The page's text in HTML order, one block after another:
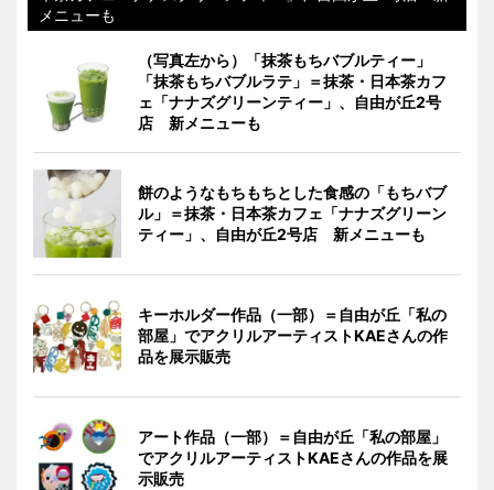
メニューも
（写真左から）「抹茶もちバブルティー」
「抹茶もちバブルラテ」＝抹茶・日本茶カフ
ェ「ナナズグリーンティー」、自由が丘2号
店 新メニューも
餅のようなもちもちとした食感の「もちバブ
ル」＝抹茶・日本茶カフェ「ナナズグリーン
ティー」、自由が丘2号店 新メニューも
キーホルダー作品（一部）＝自由が丘「私の
部屋」でアクリルアーティストKAEさんの作
品を展示販売
アート作品（一部）＝自由が丘「私の部屋」
でアクリルアーティストKAEさんの作品を展
示販売